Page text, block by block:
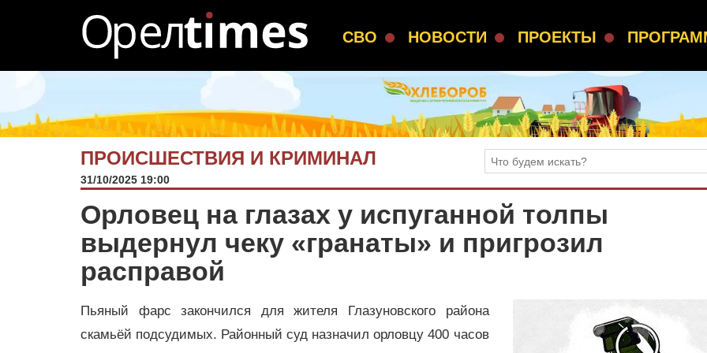
СВО НОВОСТИ ПРОЕКТЫ
ПРОИСШЕСТВИЯ И КРИМИНАЛ
31/10/2025 19:00
Орловец на глазах у испуганной толпы
выдернул чеку «гранаты» и пригрозил
расправой
Пьяный фарс закончился для жителя Глазуновского района
скамьёй подсудимых. Районный суд назначил орловцу 400 часов